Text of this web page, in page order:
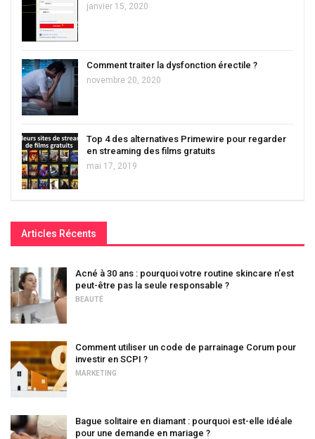
janvier 15, 2020
Comment traiter la dysfonction érectile ?
novembre 20, 2020
Top 4 des alternatives Primewire pour regarder
en streaming des films gratuits
mai 17, 2019
Articles Récents
Acné à 30 ans : pourquoi votre routine skincare n’est
peut-être pas la seule responsable ?
BEAUTÉ
Comment utiliser un code de parrainage Corum pour
investir en SCPI ?
MARKETING
Bague solitaire en diamant : pourquoi est-elle idéale
pour une demande en mariage ?